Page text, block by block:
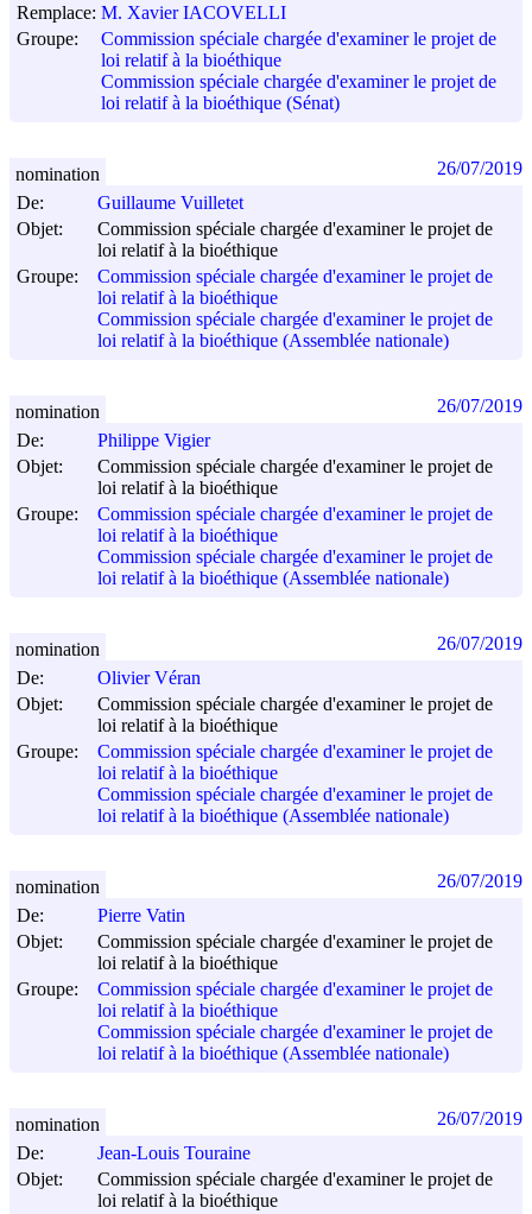
Remplace: M. Xavier IACOVELLI
Groupe:
Commission spéciale chargée d'examiner le projet de
loi relatif à la bioéthique
Commission spéciale chargée d'examiner le projet de
loi relatif à la bioéthique (Sénat)
De:
Guillaume Vuilletet
Objet:
Commission spéciale chargée d'examiner le projet de
loi relatif à la bioéthique
Groupe:
Commission spéciale chargée d'examiner le projet de
loi relatif à la bioéthique
Commission spéciale chargée d'examiner le projet de
loi relatif à la bioéthique (Assemblée nationale)
nomination 26/07/2019
De:
Philippe Vigier
Objet:
Commission spéciale chargée d'examiner le projet de
loi relatif à la bioéthique
Groupe:
Commission spéciale chargée d'examiner le projet de
loi relatif à la bioéthique
Commission spéciale chargée d'examiner le projet de
loi relatif à la bioéthique (Assemblée nationale)
nomination 26/07/2019
De:
Olivier Véran
Objet:
Commission spéciale chargée d'examiner le projet de
loi relatif à la bioéthique
Groupe:
Commission spéciale chargée d'examiner le projet de
loi relatif à la bioéthique
Commission spéciale chargée d'examiner le projet de
loi relatif à la bioéthique (Assemblée nationale)
nomination 26/07/2019
De:
Pierre Vatin
Objet:
Commission spéciale chargée d'examiner le projet de
loi relatif à la bioéthique
Groupe:
Commission spéciale chargée d'examiner le projet de
loi relatif à la bioéthique
Commission spéciale chargée d'examiner le projet de
loi relatif à la bioéthique (Assemblée nationale)
nomination 26/07/2019
De:
Jean-Louis Touraine
Objet:
Commission spéciale chargée d'examiner le projet de
loi relatif à la bioéthique
nomination 26/07/2019